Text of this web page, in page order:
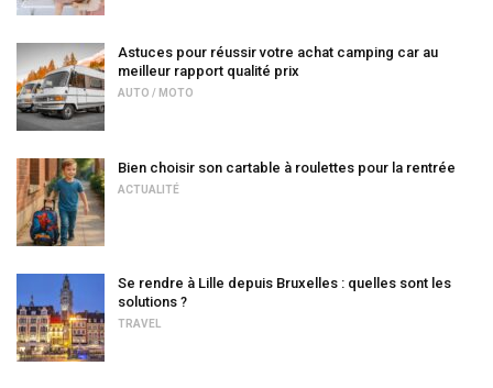
Astuces pour réussir votre achat camping car au
meilleur rapport qualité prix
AUTO / MOTO
Bien choisir son cartable à roulettes pour la rentrée
ACTUALITÉ
Se rendre à Lille depuis Bruxelles : quelles sont les
solutions ?
TRAVEL